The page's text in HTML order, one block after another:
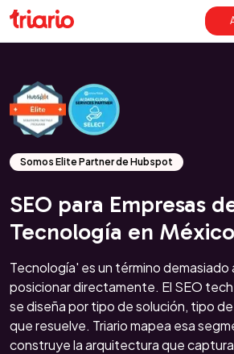
Somos Elite Partner de Hubspot
SEO para Empresas
Tecnología en México
Tecnología' es un término demasiado
posicionar directamente. El SEO
se diseña por tipo de solución, tipo
que resuelve. Triario mapea esa
construye la arquitectura que